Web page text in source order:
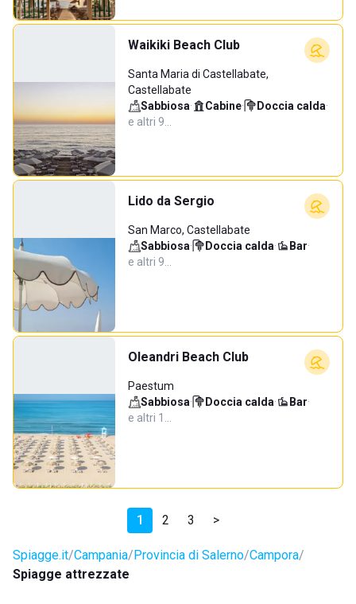
Waikiki Beach Club
Santa Maria di Castellabate,
Castellabate
Sabbiosa· Cabine· Doccia calda·
e altri 9…
Lido da Sergio
San Marco, Castellabate
Sabbiosa· Doccia calda· Bar·
e altri 9…
Oleandri Beach Club
Paestum
Sabbiosa· Doccia calda· Bar·
e altri 1…
1 2 3 >
Spiagge.it Campania Provincia di Salerno Campora
Spiagge attrezzate